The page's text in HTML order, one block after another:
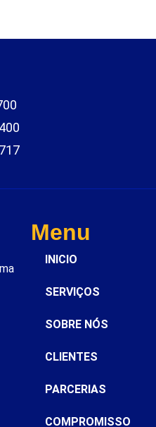
Menu
INICIO
SERVIÇOS
SOBRE NÓS
CLIENTES
PARCERIAS
COMPROMISSO